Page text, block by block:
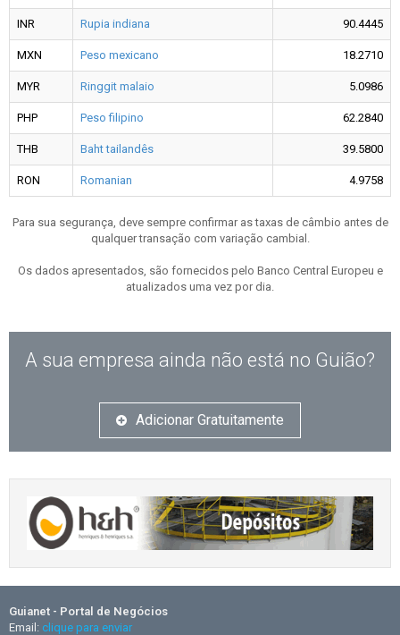
INR Rupia indiana 90.4445
MXN Peso mexicano 18.2710
MYR Ringgit malaio 5.0986
PHP Peso filipino 62.2840
THB Baht tailandês 39.5800
RON Romanian 4.9758
Para sua segurança, deve sempre confirmar as taxas de câmbio antes de
qualquer transação com variação cambial.
Os dados apresentados, são fornecidos pelo Banco Central Europeu e
atualizados uma vez por dia.
A sua empresa ainda não está no Guião?
Adicionar Gratuitamente
Guianet - Portal de Negócios
Email: clique para enviar